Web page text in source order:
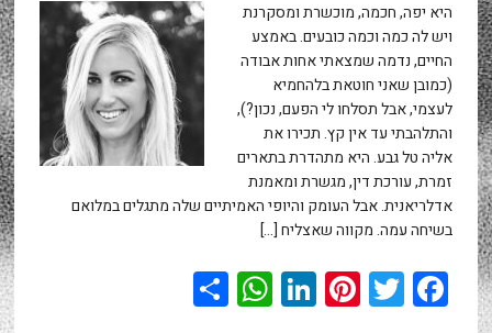
היא יפה, חכמה, מוכשרת ומסקרנת
ויש לה כמה וכמה כובעים. באמצע
החיים, נדמה שמצאתי אחות אבודה
(כמובן שאני חוטאת בלהחמיא
לעצמי, אבל תסלחו לי הפעם, נכון?),
והתלהבתי עד אין קץ. תכירו את
אליה טל גבע. היא מתהדרת בתארים
זמרת, עורכת דין, מגשרת ומאמנת
אדלריאנית. אבל העומק והיופי האמיתיים שלה מתגלים במלואם
בשיחה עמה. מקווה שאצליח […]
Facebook
Twitter
Pinterest
LinkedIn
WhatsApp
Share